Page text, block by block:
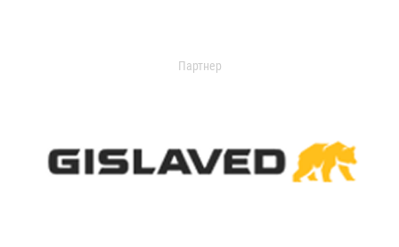
Партнер